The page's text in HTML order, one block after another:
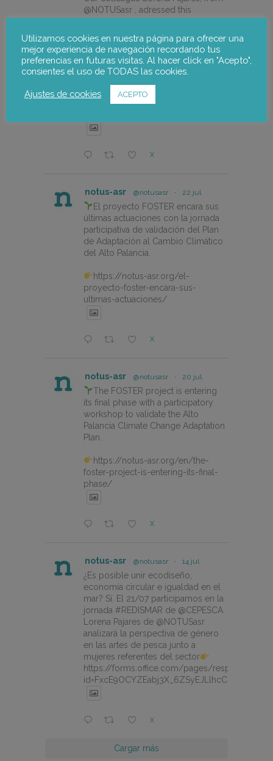
@NOTUSasr , adressed this
online event organized on 21st july
by @CEPESCA
https://notus-asr.org/en/notus-
conference-on-women-eco-
design-and-the-circular-economy-
X
notus-asr @notusasr · 22 jul.
El proyecto FOSTER encara sus
últimas actuaciones con la jornada
participativa de validación del Plan
de Adaptación al Cambio Climático
del Alto Palancia.
https://notus-asr.org/el-
proyecto-foster-encara-sus-
ultimas-actuaciones/
X
notus-asr @notusasr · 20 jul.
The FOSTER project is entering
its final phase with a participatory
workshop to validate the Alto
Palancia Climate Change Adaptation
Plan.
https://notus-asr.org/en/the-
foster-project-is-entering-its-final-
phase/
X
notus-asr @notusasr · 14 jul.
¿Es posible unir ecodiseño,
economía circular e igualdad en el
mar? Sí. El 21/07 participamos en la
jornada #REDISMAR de @CEPESCA.
Lorena Pajares de @NOTUSasr
analizará la perspectiva de género
en las artes de pesca junto a
mujeres referentes del sector
https://forms.office.com/pages/
X
Cargar más
Utilizamos cookies en nuestra página para ofrecer una
mejor experiencia de navegación recordando tus
preferencias en futuras visitas. Al hacer click en "Acepto",
consientes el uso de TODAS las cookies.
Ajustes de cookies ACEPTO